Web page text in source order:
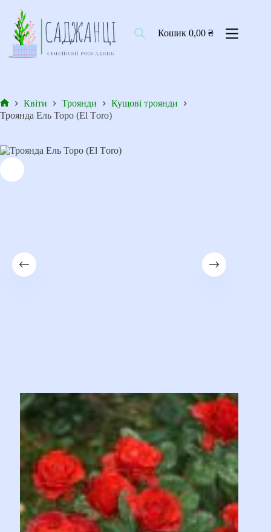
вмісту
Кошик0,00₴
Головна
Квіти Троянди
Кущові троянди
Троянда Ель Торо (El Тoro)